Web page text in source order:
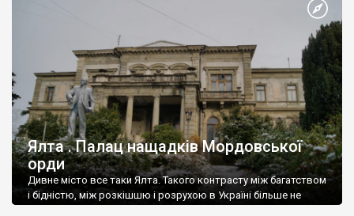
Ялта . Палац нащадків Мордовської
орди
Дивне місто все таки Ялта. Такого контрасту між багатством
і бідністю, між розкішшю і розрухою в Україні більше не